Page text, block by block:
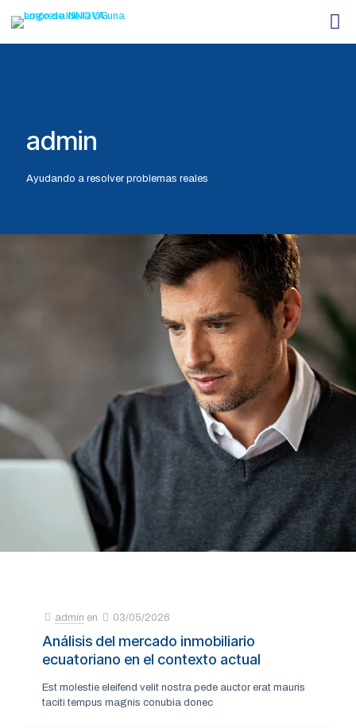
admin
Ayudando a resolver problemas reales
admin en 03/05/2026
Análisis del mercado inmobiliario
ecuatoriano en el contexto actual
Est molestie eleifend velit nostra pede auctor erat mauris
taciti tempus magnis conubia donec